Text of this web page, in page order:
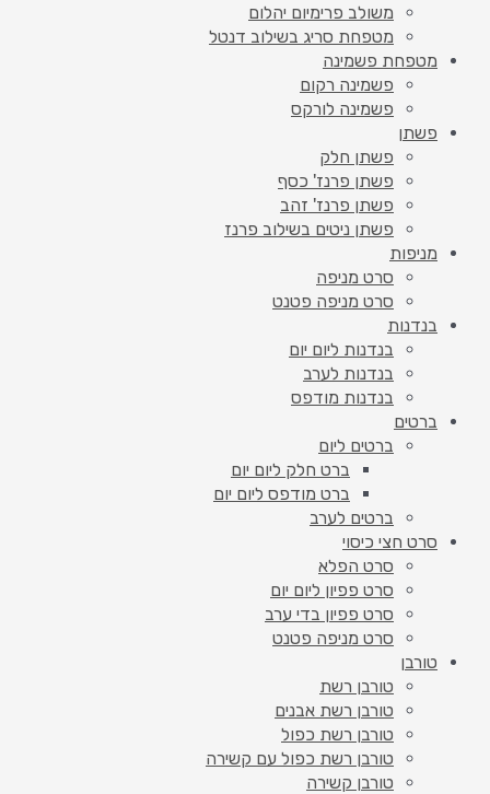
משולב פרימיום יהלום
מטפחת סריג בשילוב דנטל
מטפחת פשמינה
פשמינה רקום
פשמינה לורקס
פשתן
פשתן חלק
פשתן פרנז' כסף
פשתן פרנז' זהב
פשתן ניטים בשילוב פרנז
מניפות
סרט מניפה
סרט מניפה פטנט
בנדנות
בנדנות ליום יום
בנדנות לערב
בנדנות מודפס
ברטים
ברטים ליום
ברט חלק ליום יום
ברט מודפס ליום יום
ברטים לערב
סרט חצי כיסוי
סרט הפלא
סרט פפיון ליום יום
סרט פפיון בדי ערב
סרט מניפה פטנט
טורבן
טורבן רשת
טורבן רשת אבנים
טורבן רשת כפול
טורבן רשת כפול עם קשירה
טורבן קשירה